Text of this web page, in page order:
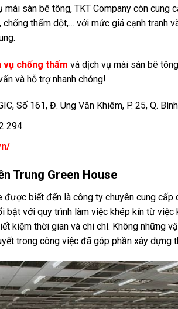
sàn bê tông, TKT Company còn cung
chống thấm dột,… với mức giá cạnh tranh
vụ chống thấm và dịch vụ mài sàn bê
và hỗ trợ nhanh chóng!
Số 161, Đ. Ung Văn Khiêm, P. 25, Q.
294
Trung Green House
được biết đến là công ty chuyên cung
bật với quy trình làm việc khép kín từ
kiệm thời gian và chi chí. Không những
trong công việc đã góp phần xây dựng